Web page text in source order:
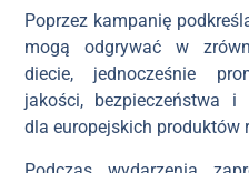
Poprzez kampanię
mogą odgrywać w
diecie, jednocześnie
jakości, bezpieczeństwa i
dla europejskich produktów